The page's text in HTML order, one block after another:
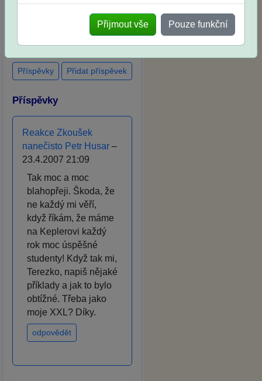
zkoušek na SŠ? Vaše ohlasy
po skutečných přijímacích
zkouškách
Přijmout vše Pouze funkční
Příspěvky Přidat příspěvek
Příspěvky
Reakce Zkoušek
nanečisto Petr Husar –
23.4.2007 21:09
Tak moc a moc
blahopřeji. Škoda, že
ne každý mi věří,
když říkám, že máme
na Keplerovi každý
rok moc úspěšné
studenty! Když tak mi,
Terezko, napiš nějaké
příklady a jak to bylo
obtížné. Třeba jako
moje XXL? Díky.
odpovědět